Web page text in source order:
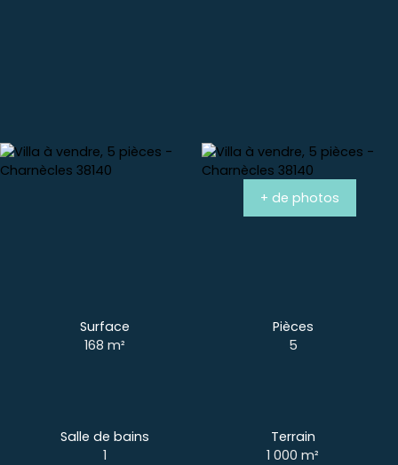
+ de photos
Surface
168m²
Pièces
5
Salle de bains
1
Terrain
1 000m²